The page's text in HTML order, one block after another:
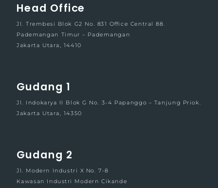
Head Office
Jl. Trembesi Blok G2 No. 831 Office Central 88.
Pademangan Timur – Pademangan
Jakarta Utara, 14410
Gudang 1
Jl. Indokarya II Blok G No. 3-4 Papanggo – Tanjung Priok.
Jakarta Utara, 14350
Gudang 2
Jl. Modern Industri X No. 7-8
Kawasan Industri Modern Cikande